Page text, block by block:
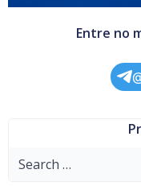
Entre no
Search